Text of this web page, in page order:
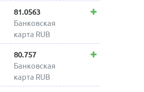
81.0563
Банковская
карта RUB
80.757
Банковская
карта RUB